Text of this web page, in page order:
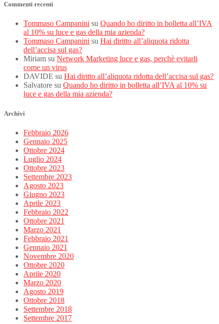
Commenti recenti
Tommaso Campanini su Quando ho diritto in bolletta all’IVA
al 10% su luce e gas della mia azienda?
Tommaso Campanini su Hai diritto all’aliquota ridotta
dell’accisa sul gas?
Miriam su Network Marketing luce e gas, perchè evitarli
come un virus
DAVIDE su Hai diritto all’aliquota ridotta dell’accisa sul gas?
Salvatore su Quando ho diritto in bolletta all’IVA al 10% su
luce e gas della mia azienda?
Archivi
Febbraio 2026
Gennaio 2025
Ottobre 2024
Luglio 2024
Ottobre 2023
Settembre 2023
Agosto 2023
Giugno 2023
Aprile 2023
Febbraio 2022
Ottobre 2021
Marzo 2021
Febbraio 2021
Gennaio 2021
Novembre 2020
Ottobre 2020
Aprile 2020
Marzo 2020
Agosto 2019
Ottobre 2018
Settembre 2018
Settembre 2017